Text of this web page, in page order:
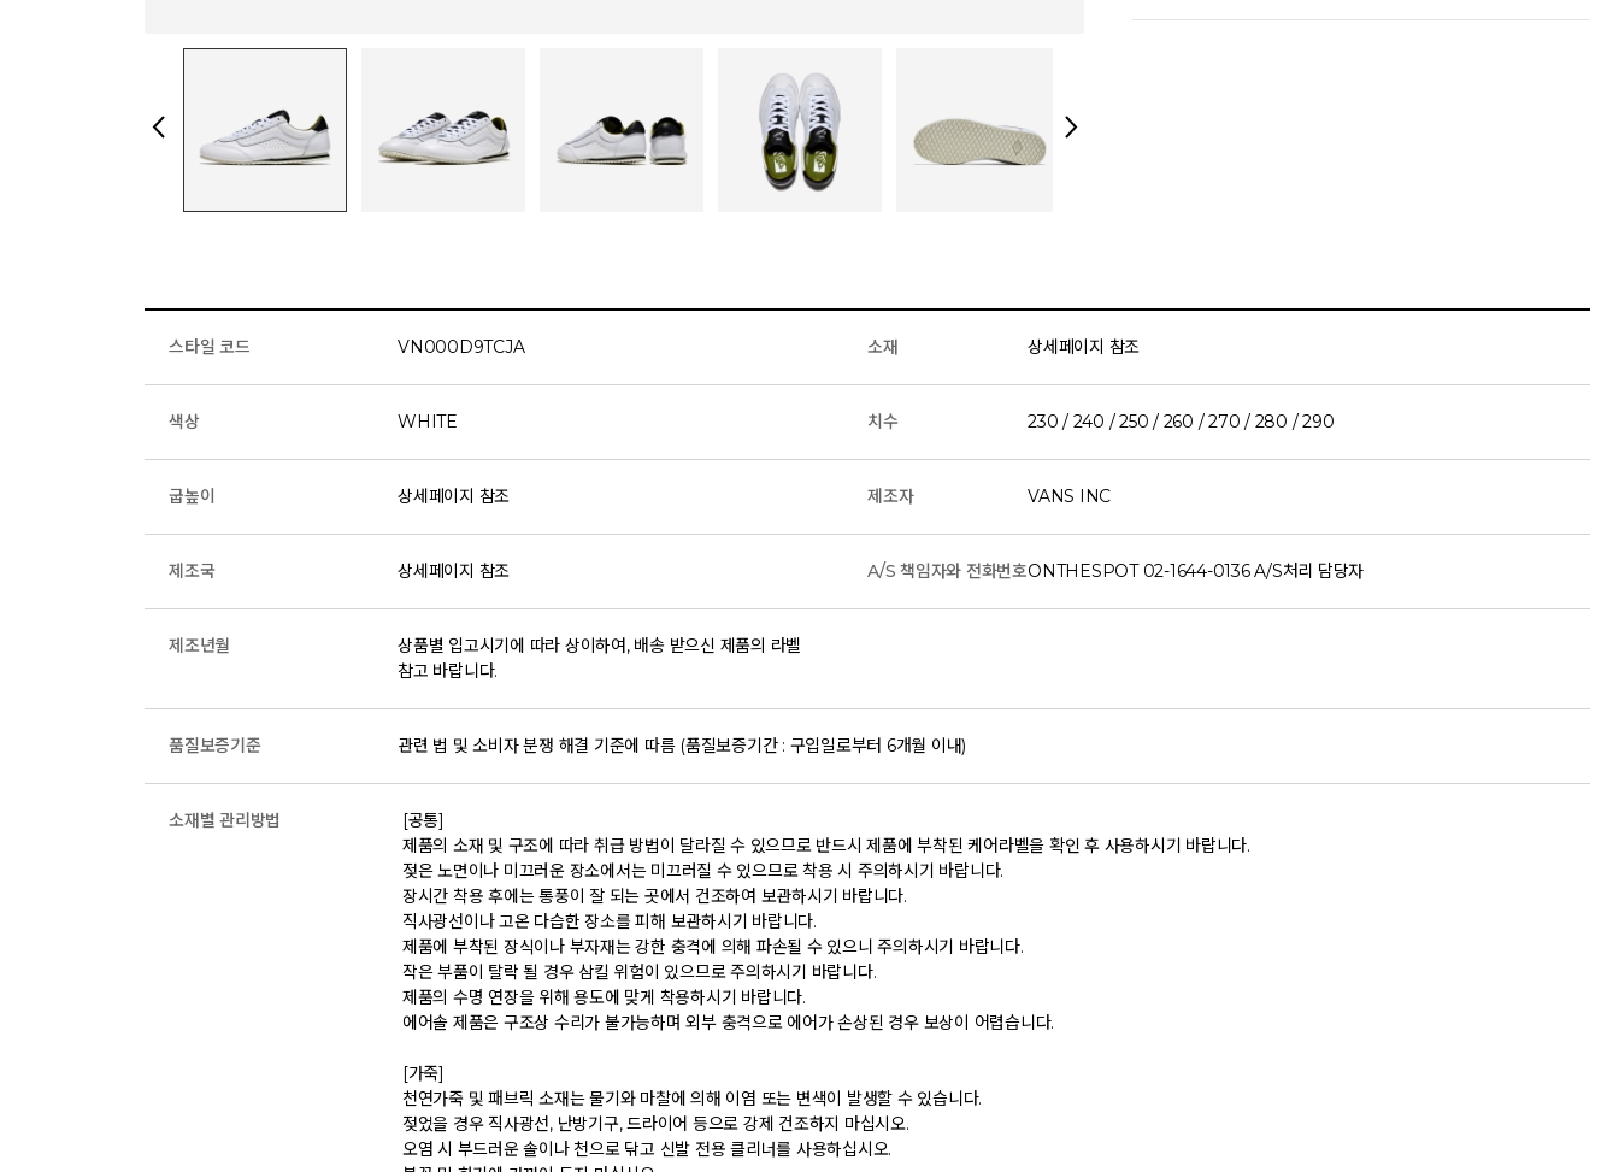
스타일 코드 VN000D9TCJA 소재 상세페이지 참조
색상 WHITE 치수 230 / 240 / 250 / 260 / 270 / 280 / 290
굽높이 상세페이지 참조 제조자 VANS INC
제조국 상세페이지 참조 A/S 책임자와 전화번호ONTHESPOT 02-1644-0136 A/S처리 담당자
제조년월
상품별 입고시기에 따라 상이하여, 배송 받으신 제품의 라벨
참고 바랍니다.
품질보증기준 관련 법 및 소비자 분쟁 해결 기준에 따름 (품질보증기간 : 구입일로부터 6개월 이내)
소재별 관리방법